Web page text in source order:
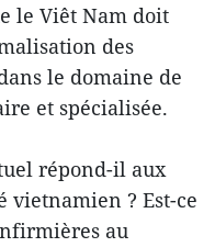
le Viêt Nam doit
des
le domaine de
et spécialisée.
répond-il aux
vietnamien ? Est-ce
au